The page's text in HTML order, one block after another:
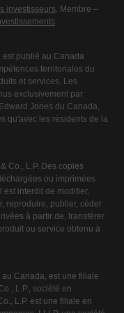
investisseurs. Membre –
.
est publié au Canada
territoriales du
et services. Les
exclusivement par
Jones du Canada,
qu'avec les résidents de la
Co., L.P. Des copies
ou imprimées
interdit de modifier,
reproduire, publier, céder
à partir de, transférer
ou service obtenu à
Canada, est une filiale
L.P., société en
L.P. est une filiale en